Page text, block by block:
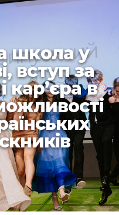
шкoла у
вступ за
кар’єра в